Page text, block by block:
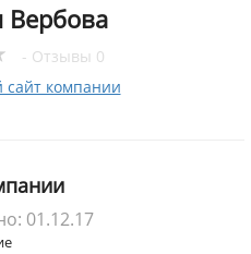
Вербова
- Отзывы 0
компании
01.12.17